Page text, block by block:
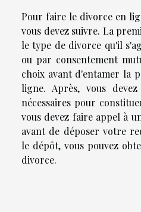
Pour faire le divorce en
vous devez suivre. La
le type de divorce qu'il
ou par consentement
choix avant d'entamer la
ligne. Après, vous
nécessaires pour
vous devez faire appel à
avant de déposer votre
le dépôt, vous pouvez
divorce.